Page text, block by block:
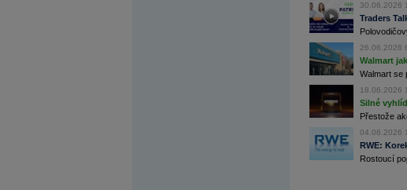
30.06.2026
Traders
26.06.2026
Walmart
Walmart se
18.06.2026
Silné
Přestože
04.06.2026
RWE:
Rostoucí